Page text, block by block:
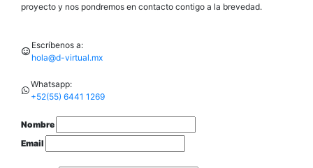
proyecto y nos pondremos en contacto contigo a la brevedad.
Escríbenos a:
hola@d-virtual.mx
Whatsapp:
+52(55) 6441 1269
Nombre
Email